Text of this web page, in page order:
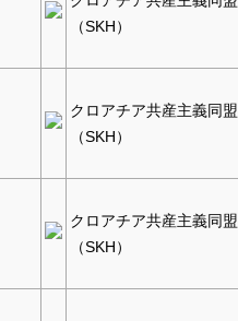
（SKH）
クロアチア共産主義同盟
（SKH）
クロアチア共産主義同盟
（SKH）